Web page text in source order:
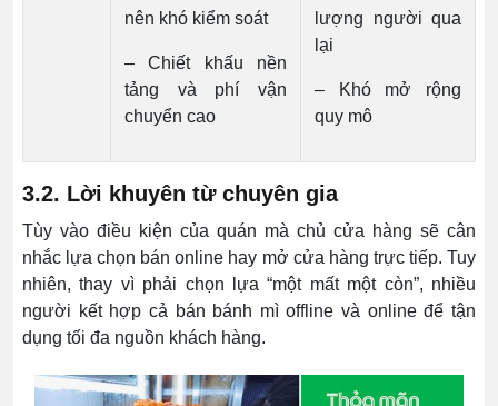
nên khó kiểm soát
– Chiết khấu nền
tảng và phí vận
chuyển cao
lượng người qua
lại
– Khó mở rộng
quy mô
3.2. Lời khuyên từ chuyên gia
Tùy vào điều kiện của quán mà chủ cửa hàng sẽ cân
nhắc lựa chọn bán online hay mở cửa hàng trực tiếp. Tuy
nhiên, thay vì phải chọn lựa “một mất một còn”, nhiều
người kết hợp cả bán bánh mì offline và online để tận
dụng tối đa nguồn khách hàng.